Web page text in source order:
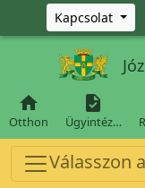
Ugrás a fő tartalomra
Kapcsolat

Otthon

Ügyintéz…
Válasszon